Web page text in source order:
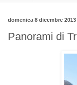
domenica 8 dicembre 2013
Panorami di